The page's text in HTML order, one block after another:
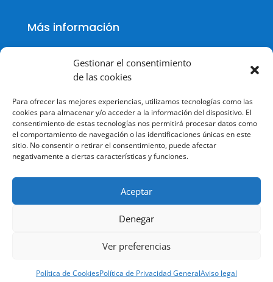
Gestionar el consentimiento
de las cookies
Para ofrecer las mejores experiencias, utilizamos tecnologías como las
cookies para almacenar y/o acceder a la información del dispositivo. El
consentimiento de estas tecnologías nos permitirá procesar datos como
el comportamiento de navegación o las identificaciones únicas en este
sitio. No consentir o retirar el consentimiento, puede afectar
negativamente a ciertas características y funciones.
Aceptar
Denegar
Ver preferencias
Política de CookiesPolítica de Privacidad GeneralAviso legal
Más información
Política de Privacidad
Aviso legal
Terminos y condiciones
© Todos los derechos reservados.